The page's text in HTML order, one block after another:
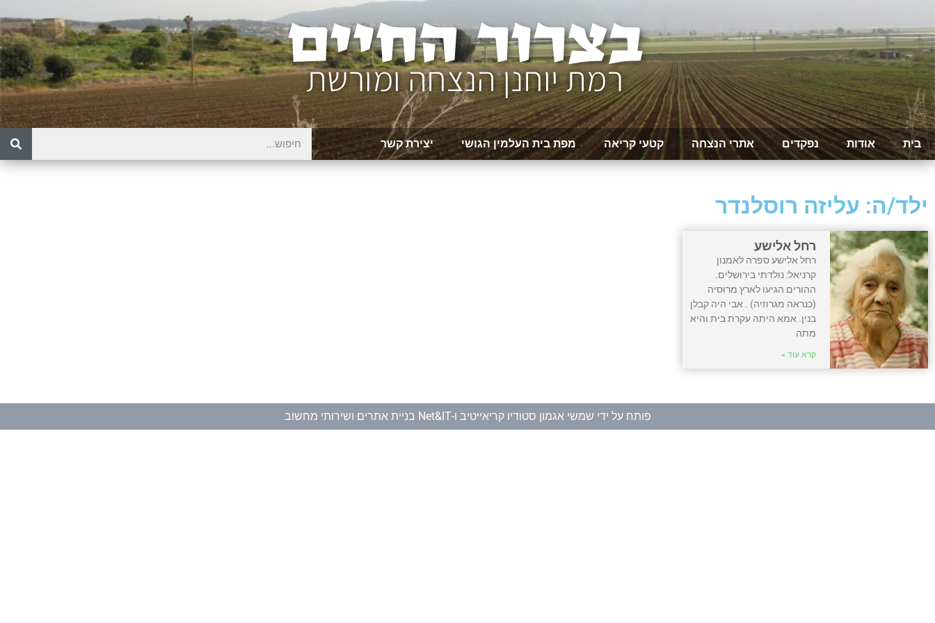
בית אודות נפקדים אתרי הנצחה קטעי קריאה מפת בית העלמין הגושי יצירת קשר
ילד/ה: עליזה רוסלנדר
רחל אלישע
רחל אלישע ספרה לאמנון
קרניאל: נולדתי בירושלים.
ההורים הגיעו לארץ מרוסיה
(כנראה מגרוזיה) . אבי היה קבלן
בנין. אמא היתה עקרת בית והיא
מתה
קרא עוד »
פותח על ידי שמשי אגמון סטודיו קריאייטיב ו-Net&IT בניית אתרים ושירותי מחשוב